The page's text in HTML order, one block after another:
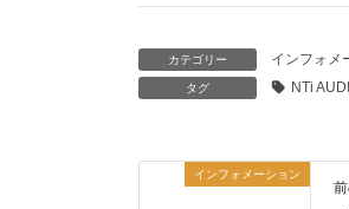
カテゴリー インフォメ
タグ NTi
インフォメーション